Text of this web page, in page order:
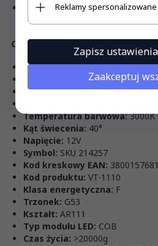
Stosowanie na zewnątrz
oprawach
Cechy produktu
Moc:15W
Zamiennik mocy:60W
Strumień (lm):1085 lm
Temperatura barwowa:3000K
Kąt świecenia: 40°
Napięcie: 12V
Symbol: SKU 214257
Kod kreskowy EAN:
Kod produktu: VT-1110
Klasa energetyczna: F
Trzonek: G53
Kształt: AR111
Typ modułu LED: COB
Czas życia: >20000g
Reklamy spersonalizowane
Zapisz
Zaakceptuj